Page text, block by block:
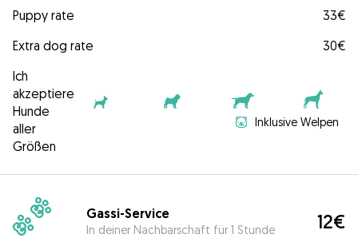
Puppy rate
33€
Extra dog rate
30€
Ich
akzeptiere
Hunde
aller
Größen
Inklusive Welpen
Gassi-Service
In deiner Nachbarschaft für 1 Stunde 12€